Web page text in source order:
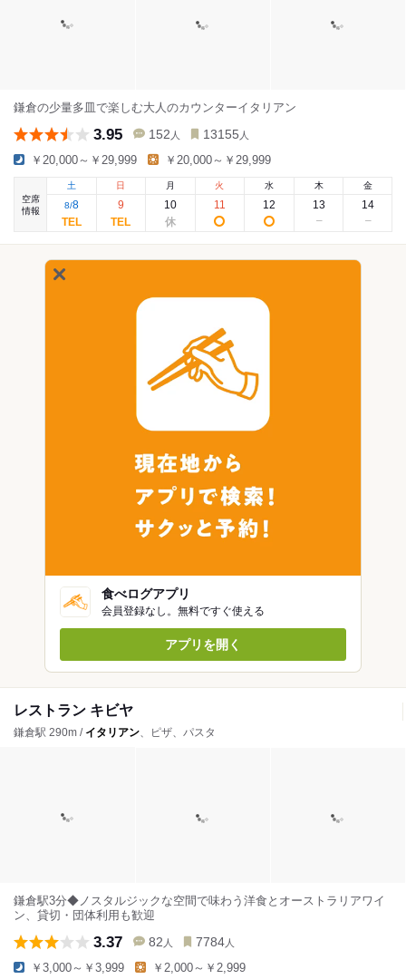
鎌倉の少量多皿で楽しむ大人のカウンターイタリアン
3.95 152 人 13155 人
￥20,000～￥29,999 ￥20,000～￥29,999
空席
情報
土
8/8
日
9
月
10
火
11
水
12
木
13
金
14
食べログアプリ
会員登録なし。無料ですぐ使える
アプリを開く
レストラン キビヤ
鎌倉駅 290m / イタリアン、ピザ、パスタ
鎌倉駅3分◆ノスタルジックな空間で味わう洋食とオーストラリアワイ
ン、貸切・団体利用も歓迎
3.37 82 人 7784 人
￥3,000～￥3,999 ￥2,000～￥2,999